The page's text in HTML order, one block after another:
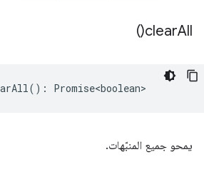
clearAll(
)
() : Promise<boolean>
يمحو جميع المنبّهات.